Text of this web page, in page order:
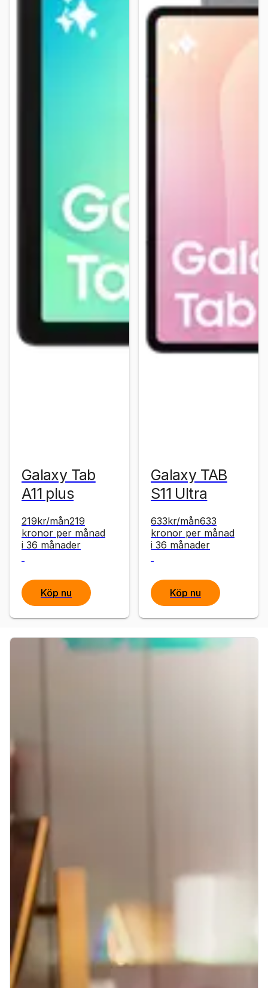
Galaxy Tab
A11 plus
219kr/mån219
kronor per månad
i 36 månader
Köp nu
Galaxy TAB
S11 Ultra
633kr/mån633
kronor per månad
i 36 månader
Köp nu